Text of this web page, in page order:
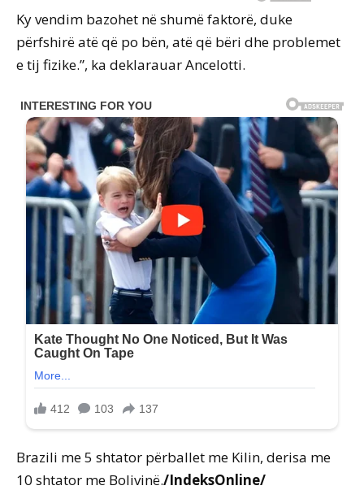
Ky vendim bazohet në shumë faktorë, duke
përfshirë atë që po bën, atë që bëri dhe problemet
e tij fizike.”, ka deklarauar Ancelotti.
Brazili me 5 shtator përballet me Kilin, derisa me
10 shtator me Bolivinë./IndeksOnline/